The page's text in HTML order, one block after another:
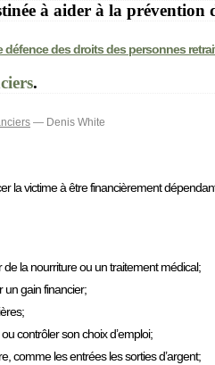
à aider à la prévention
des droits des personnes
.
— Denis White
la victime à être financièrement
de la nourriture ou un traitement médical;
un gain financier;
contrôler son choix d’emploi;
comme les entrées les sorties d’argent;